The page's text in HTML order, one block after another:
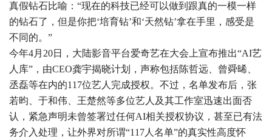
真假钻石比喻：“现在的科技已经可以做到跟真的一模一样
的钻石了，但是你把‘培育钻’和‘天然钻’拿在手里，感受是
不同的。”
今年4月20日，大陆影音平台爱奇艺在大会上宣布推出“AI艺
人库”，由CEO龚宇揭晓计划，声称包括陈哲远、曾舜晞、
丞磊等在内的117位艺人完成授权。不过，名单发布后，张
若昀、于和伟、王楚然等多位艺人及其工作室迅速出面否
认，紧急声明未曾签署过任何AI相关授权协议，甚至已有法
务介入处理，让外界对所谓“117人名单”的真实性高度怀